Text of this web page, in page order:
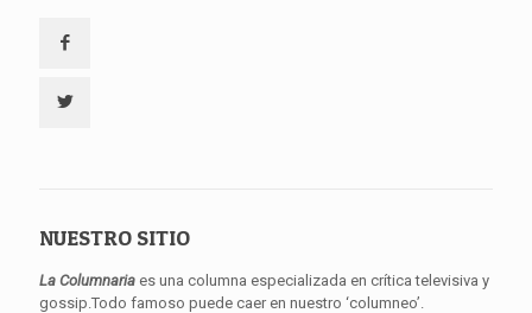
NUESTRO SITIO
La Columnaria es una columna especializada en crítica televisiva y
gossip.Todo famoso puede caer en nuestro ‘columneo’.